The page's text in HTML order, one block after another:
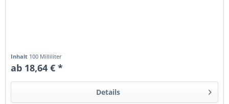
Inhalt 100 Milliliter
ab 18,64 € *
Details